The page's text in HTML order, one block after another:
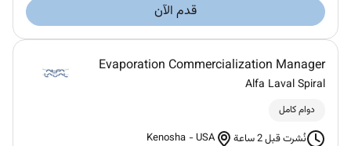
قدم الآن
Evaporation Commercialization Manager
Alfa Laval Spiral
دوام كامل
نُشرت قبل 2 ساعة Kenosha -USA